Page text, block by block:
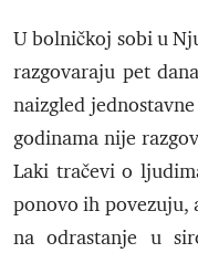
U bolničkoj sobi u
razgovaraju pet
naizgled
godinama nije
Laki tračevi o
ponovo ih povezuju,
na odrastanje u